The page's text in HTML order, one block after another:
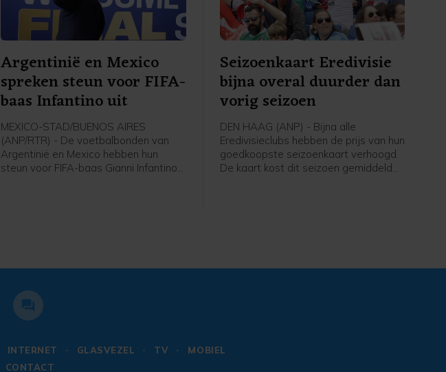
Zeeland tegen Auckland.
Argentinië en Mexico
spreken steun voor FIFA-
baas Infantino uit
MEXICO-STAD/BUENOS AIRES
(ANP/RTR) - De voetbalbonden van
Argentinië en Mexico hebben hun
steun voor FIFA-baas Gianni Infantino
Seizoenkaart Eredivisie
bijna overal duurder dan
vorig seizoen
DEN HAAG (ANP) - Bijna alle
Eredivisieclubs hebben de prijs van hun
goedkoopste seizoenkaart verhoogd.
De kaart kost dit seizoen gemiddeld
INTERNET GLASVEZEL TV
MOBIEL
CONTACT